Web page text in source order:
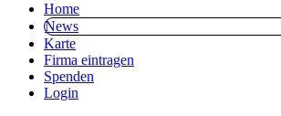
Home
News
Karte
Firma eintragen
Spenden
Login